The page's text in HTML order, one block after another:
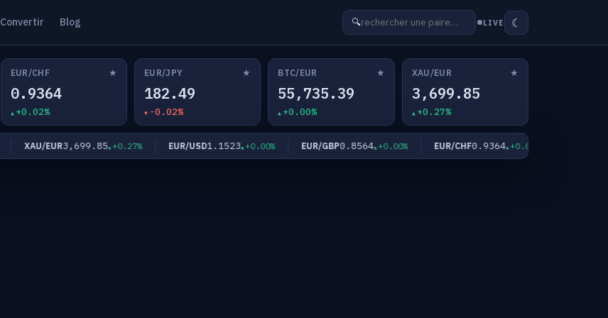
Convertir Blog 🔍 LIVE ☾
EUR/CHF ★
0.9364
+0.02%
EUR/JPY ★
182.49
-0.02%
BTC/EUR ★
55,735.39
+0.00%
XAU/EUR ★
3,699.85
+0.27%
XAU/EUR3,699.85 +0.27% EUR/USD1.1523 +0.00% EUR/GBP0.8564 +0.00% EUR/CHF0.9364 +0.02%